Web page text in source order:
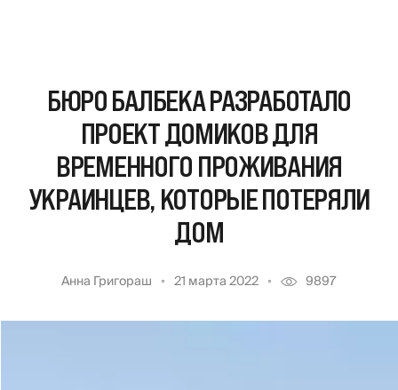
БЮРО БАЛБЕКА РАЗРАБОТАЛО
ПРОЕКТ ДОМИКОВ ДЛЯ
ВРЕМЕННОГО ПРОЖИВАНИЯ
УКРАИНЦЕВ, КОТОРЫЕ ПОТЕРЯЛИ
ДОМ
Анна Григораш 21 марта 2022 9897